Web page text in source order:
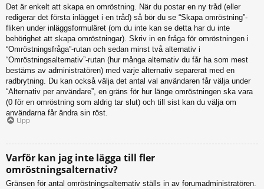
Det är enkelt att skapa en omröstning. När du postar en ny tråd (eller
redigerar det första inlägget i en tråd) så bör du se “Skapa omröstning”-
fliken under inläggsformuläret (om du inte kan se detta har du inte
behörighet att skapa omröstningar). Skriv in en fråga för omröstningen i
“Omröstningsfråga”-rutan och sedan minst två alternativ i
“Omröstningsalternativ”-rutan (hur många alternativ du får ha som mest
bestäms av administratören) med varje alternativ separerat med en
radbrytning. Du kan också välja det antal val användaren får välja under
“Alternativ per användare”, en gräns för hur länge omröstningen ska vara
(0 för en omröstning som aldrig tar slut) och till sist kan du välja om
användarna får ändra sin röst.
Upp
Varför kan jag inte lägga till fler
omröstningsalternativ?
Gränsen för antal omröstningsalternativ ställs in av forumadministratören.